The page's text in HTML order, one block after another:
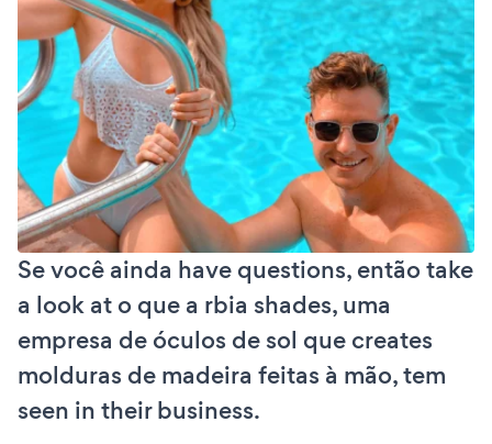
Se você ainda have questions, então take
a look at o que a rbia shades, uma
empresa de óculos de sol que creates
molduras de madeira feitas à mão, tem
seen in their business.